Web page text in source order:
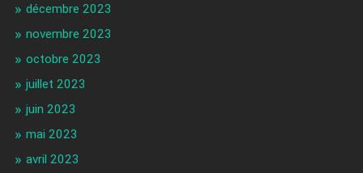
décembre 2023
novembre 2023
octobre 2023
juillet 2023
juin 2023
mai 2023
avril 2023